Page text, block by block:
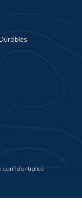
confidentialité